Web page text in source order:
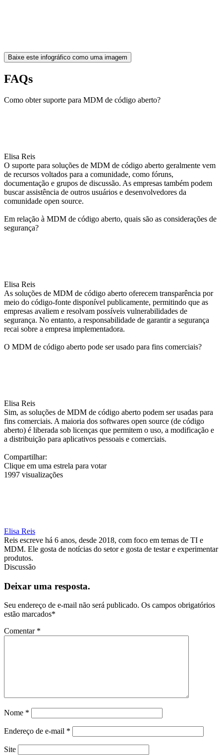
Baixe este infográfico como uma imagem
FAQs
Como obter suporte para MDM de código aberto?
Elisa Reis
O suporte para soluções de MDM de código aberto geralmente vem
de recursos voltados para a comunidade, como fóruns,
documentação e grupos de discussão. As empresas também podem
buscar assistência de outros usuários e desenvolvedores da
comunidade open source.
Em relação à MDM de código aberto, quais são as considerações de
segurança?
Elisa Reis
As soluções de MDM de código aberto oferecem transparência por
meio do código-fonte disponível publicamente, permitindo que as
empresas avaliem e resolvam possíveis vulnerabilidades de
segurança. No entanto, a responsabilidade de garantir a segurança
recai sobre a empresa implementadora.
O MDM de código aberto pode ser usado para fins comerciais?
Elisa Reis
Sim, as soluções de MDM de código aberto podem ser usadas para
fins comerciais. A maioria dos softwares open source (de código
aberto) é liberada sob licenças que permitem o uso, a modificação e
a distribuição para aplicativos pessoais e comerciais.
Compartilhar:
Clique em uma estrela para votar
1997 visualizações
Elisa Reis
Reis escreve há 6 anos, desde 2018, com foco em temas de TI e
MDM. Ele gosta de notícias do setor e gosta de testar e experimentar
produtos.
Discussão
Deixar uma resposta.
Seu endereço de e-mail não será publicado. Os campos obrigatórios
estão marcados*
Comentar *
Nome *
Endereço de e-mail *
Site